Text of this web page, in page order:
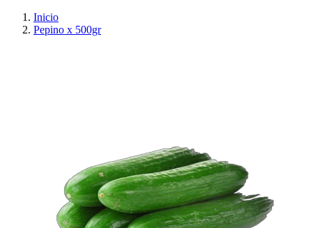
Inicio
Pepino x 500gr